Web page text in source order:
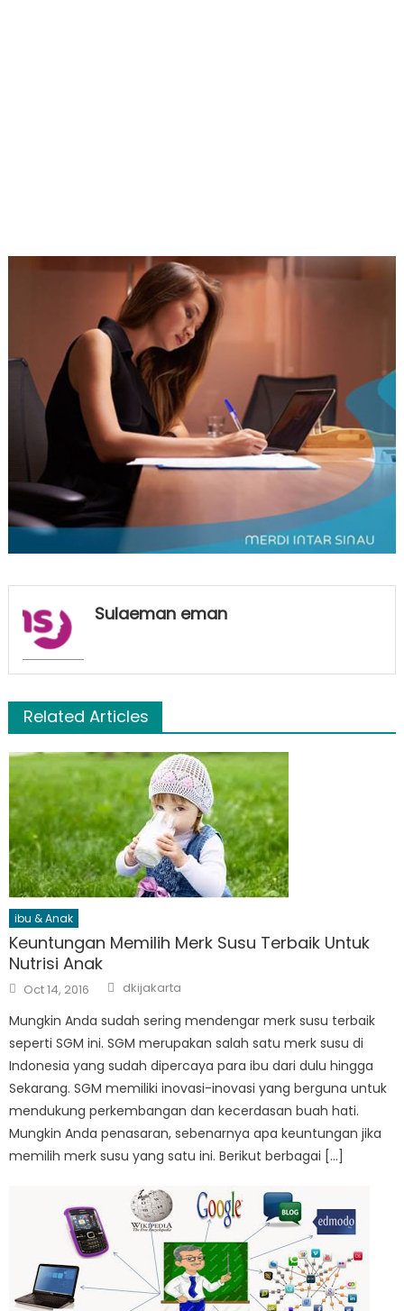
Sulaeman eman
Related Articles
ibu & Anak
Keuntungan Memilih Merk Susu Terbaik Untuk
Nutrisi Anak
Posted
on
Oct 14, 2016 Author
dkijakarta
Mungkin Anda sudah sering mendengar merk susu terbaik
seperti SGM ini. SGM merupakan salah satu merk susu di
Indonesia yang sudah dipercaya para ibu dari dulu hingga
Sekarang. SGM memiliki inovasi-inovasi yang berguna untuk
mendukung perkembangan dan kecerdasan buah hati.
Mungkin Anda penasaran, sebenarnya apa keuntungan jika
memilih merk susu yang satu ini. Berikut berbagai […]